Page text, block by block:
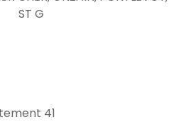
ST G
41